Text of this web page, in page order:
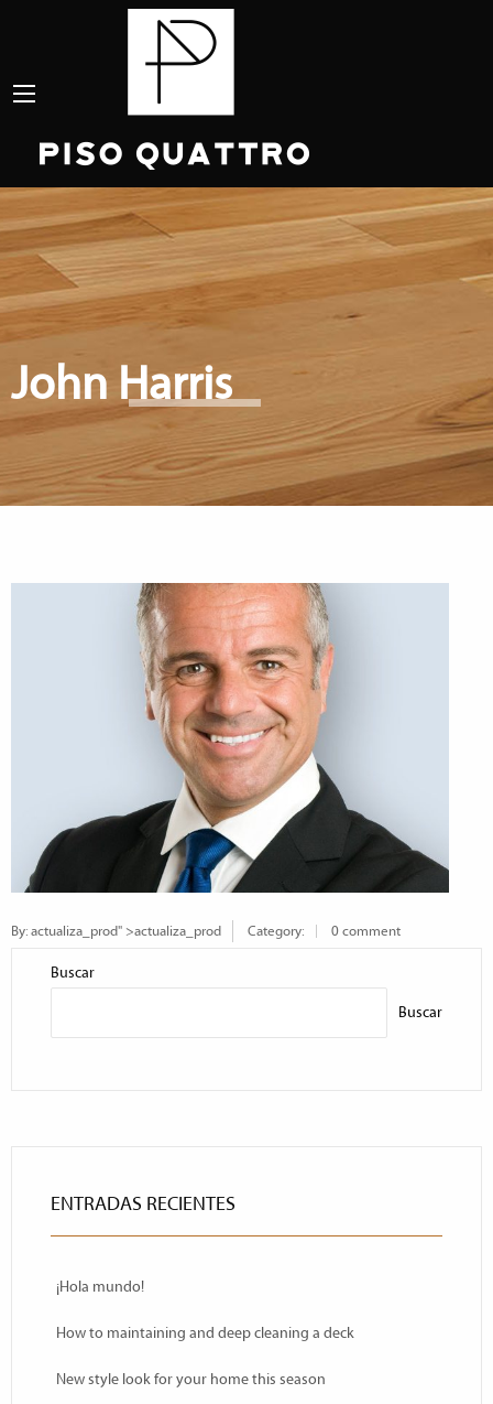
John Harris
By: actualiza_prod" >actualiza_prod Category: 0 comment
Buscar
Buscar
ENTRADAS RECIENTES
¡Hola mundo!
How to maintaining and deep cleaning a deck
New style look for your home this season